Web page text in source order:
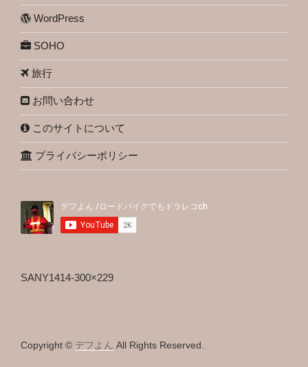
WordPress
SOHO
旅行
お問い合わせ
このサイトについて
プライバシーポリシー
SANY1414-300×229
Copyright © デフよん All Rights Reserved.